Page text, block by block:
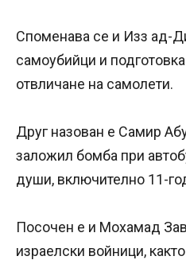
Споменава се и Изз ад-
самоубийци и
отвличане на самолети.
Друг назован е Самир
заложил бомба при
души, включително 11-
Посочен е и Мохамад
израелски войници,